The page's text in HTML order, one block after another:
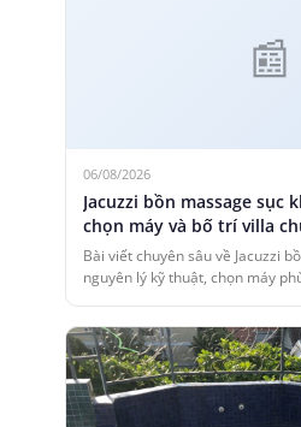
06/08/2026
Jacuzzi bồn massage sục
chọn máy và bố trí villa
Bài viết chuyên sâu về Jacuzzi
nguyên lý kỹ thuật, chọn máy